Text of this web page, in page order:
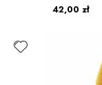
42,00 zł